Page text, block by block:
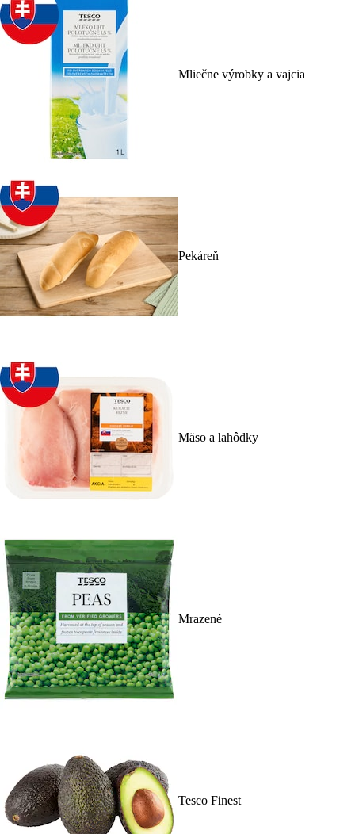
Mliečne výrobky a vajcia
Pekáreň
Mäso a lahôdky
Mrazené
Tesco Finest